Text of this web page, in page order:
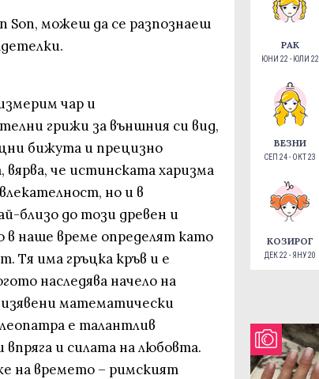
Son, можеш да се разпознаеш
чар и
грижи за външния си вид,
бижута и прецизно
че истинската харизма
но и в
близо до този древен и
в наше време определят като
Тя има гръцка кръв и е
наследява начело на
математически
е талантлив
и силата на любовта.
на времето – римският
РАК
ЮНИ 22 - ЮЛИ 22
ВЕЗНИ
СЕП 24 - ОКТ 23
КОЗИРОГ
ДЕК 22 - ЯНУ 20